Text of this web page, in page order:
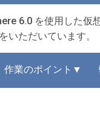
6.0 を使用した
いただいています。
作業のポイント▼